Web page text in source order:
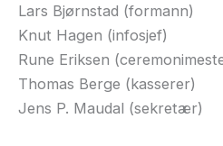
Lars Bjørnstad (formann)
Knut Hagen (infosjef)
Rune Eriksen
Thomas Berge (kasserer)
Jens P. Maudal (sekretær)